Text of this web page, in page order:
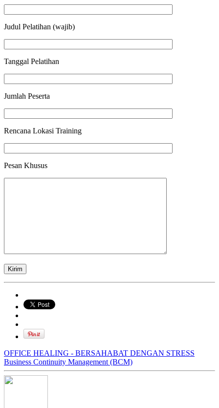
Judul Pelatihan (wajib)
Tanggal Pelatihan
Jumlah Peserta
Rencana Lokasi Training
Pesan Khusus
OFFICE HEALING - BERSAHABAT DENGAN STRESS
Business Continuity Management (BCM)